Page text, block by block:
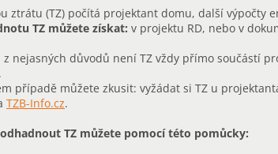
ztrátu (TZ) počítá projektant domu, další výpočty
TZ můžete získat: v projektu RD, nebo v
z nejasných důvodů není TZ vždy přímo součástí
případě můžete zkusit: vyžádat si TZ u
TZB-Info.cz.
TZ můžete pomocí této pomůcky: